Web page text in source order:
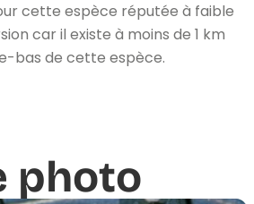
cette espèce réputée à faible
car il existe à moins de 1 km
bas de cette espèce.
photo